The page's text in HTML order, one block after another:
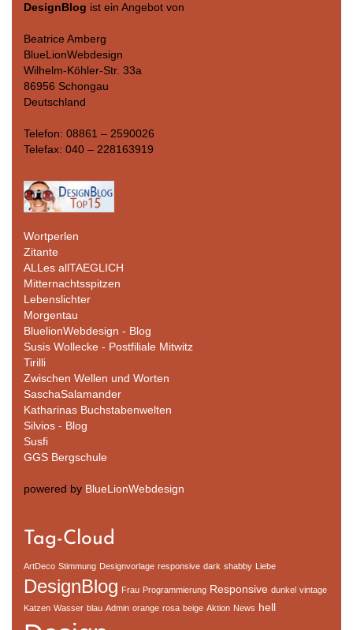
DesignBlog ist ein Angebot von
Beatrice Amberg
BlueLionWebdesign
Wilhelm-Köhler-Str. 33a
86956 Schongau
Deutschland
Telefon: 08861 – 2590026
Telefax: 040 – 228163919
Wortperlen
Zitante
ALLes allTAEGLICH
Mitternachtsspitzen
Lebenslichter
Morgentau
BluelionWebdesign - Blog
Susis Wollecke - Postfiliale Mitwitz
Tirilli
Zwischen Wellen und Worten
SaschaSalamander
Katharinas Buchstabenwelten
Silvios - Blog
Susfi
GGS Bergschule
powered by BlueLionWebdesign
Tag-Cloud
ArtDeco Stimmung Designvorlage responsive dark shabby Liebe
DesignBlog Frau Programmierung Responsive dunkel vintage
Katzen Wasser blau Admin orange rosa beige Aktion News hell